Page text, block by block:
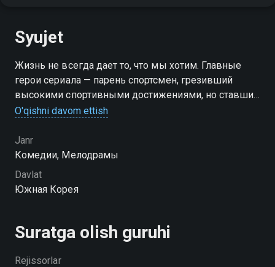
Syujet
Жизнь не всегда дает то, что мы хотим. Главные
герои сериала — парень спортсмен, грезивший
высокими спортивными достижениями, но ставший
всего лишь участником боев без правил, и девушка,
работать в информационной службе супермаркета.
Возможно, иногда стоит приложить усилие, чтобы
добиться желаемого успеха.
Прорвемся serialining 1-faslini hophop.tv saytida yuqori
mumkin
O'qishni davom ettish
Janr
Комедии, Мелодрамы
Davlat
Южная Корея
Suratga olish guruhi
Rejissorlar